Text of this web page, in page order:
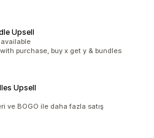
Upsell
purchase, buy x get y & bundles
Upsell
ve BOGO ile daha fazla satış